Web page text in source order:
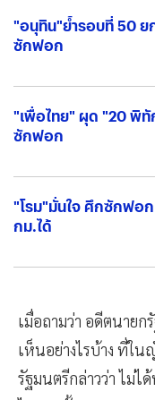
"อนุทิน"ย้ำรอบที่ 50
ซักฟอก
"เพื่อไทย" ผุด "20 พิ
ซักฟอก
"โรม"มั่นใจ ศึกซักฟอก
กม.ได้
เมื่อถามว่า อดีตนายก
เห็นอย่างไรบ้าง ที่ใ
รัฐมนตรีกล่าวว่า ไม่ไ